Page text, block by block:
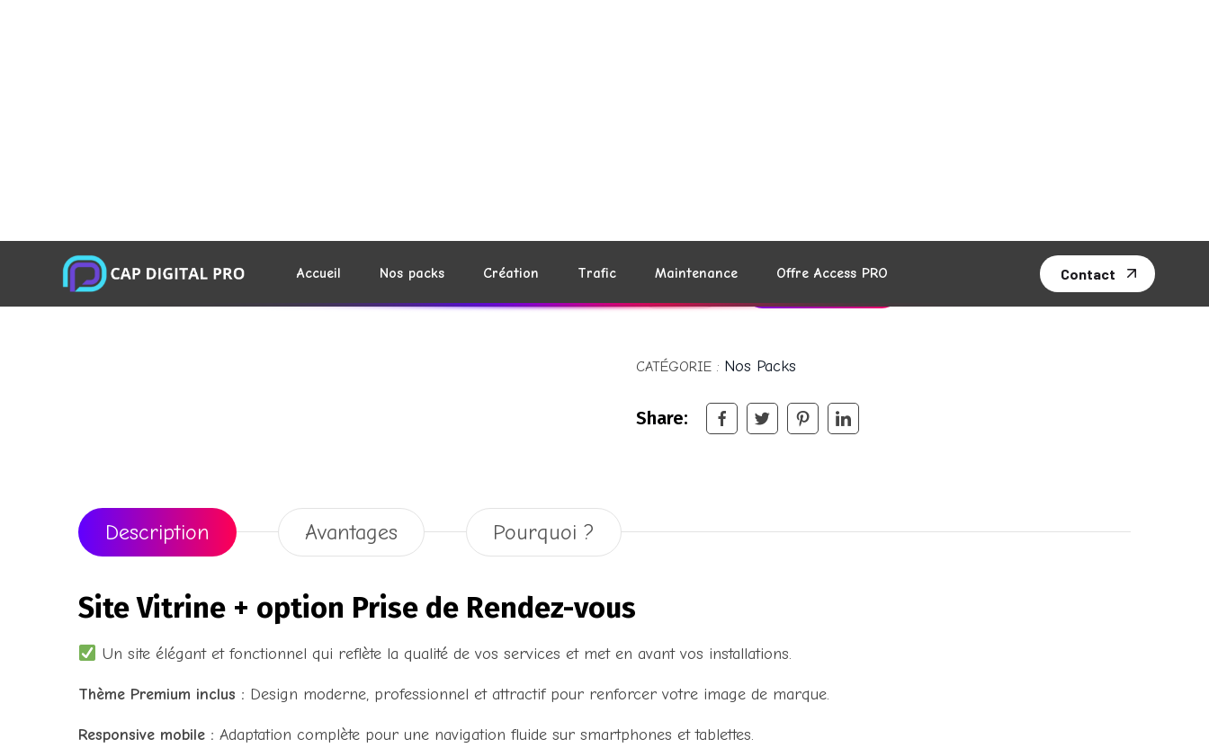
CATÉGORIE : Nos Packs
Share:
Description Avantages Pourquoi ?
Site Vitrine + option Prise de Rendez-vous
Un site élégant et fonctionnel qui reflète la qualité de vos services et met en avant vos installations.
Thème Premium inclus : Design moderne, professionnel et attractif pour renforcer votre image de marque.
Responsive mobile : Adaptation complète pour une navigation fluide sur smartphones et tablettes.